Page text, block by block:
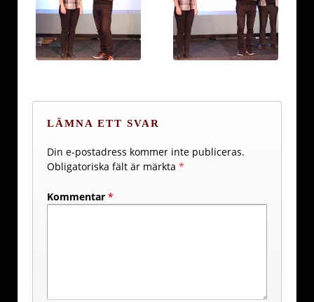
LÄMNA ETT SVAR
Din e-postadress kommer inte publiceras.
Obligatoriska fält är märkta *
Kommentar *